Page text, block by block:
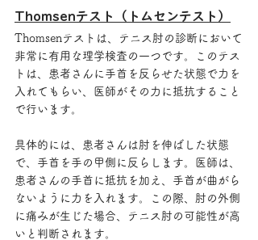
Thomsenテスト（トムセンテスト）
Thomsenテストは、テニス肘の診断において
非常に有用な理学検査の一つです。このテス
トは、患者さんに手首を反らせた状態で力を
入れてもらい、医師がその力に抵抗すること
で行います。
具体的には、患者さんは肘を伸ばした状態
で、手首を手の甲側に反らします。医師は、
患者さんの手首に抵抗を加え、手首が曲がら
ないように力を入れます。この際、肘の外側
に痛みが生じた場合、テニス肘の可能性が高
いと判断されます。